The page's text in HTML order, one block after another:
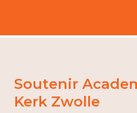
Soutenir
Kerk Zwolle